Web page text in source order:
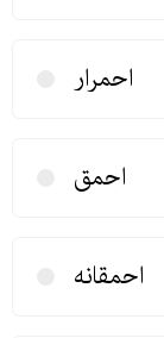
احمرار
احمق
احمقانه